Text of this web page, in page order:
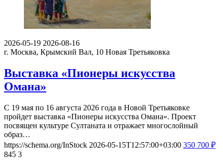
2026-05-19 2026-08-16
г. Москва, Крымский Вал, 10 Новая Третьяковка
Выставка «Пионеры искусства
Омана»
С 19 мая по 16 августа 2026 года в Новой Третьяковке
пройдет выставка «Пионеры искусства Омана». Проект
посвящен культуре Султаната и отражает многослойный
образ…
https://schema.org/InStock 2026-05-15T12:57:00+03:00 350 700 ₽
845 3